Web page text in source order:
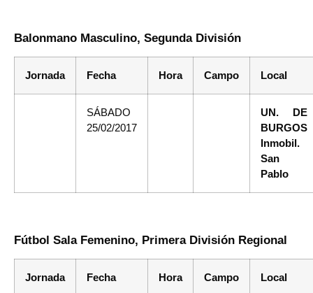
Balonmano Masculino, Segunda División
Jornada Fecha Hora Campo Local
SÁBADO
25/02/2017
UN. DE
BURGOS
Inmobil.
San
Pablo
Fútbol Sala Femenino, Primera División Regional
Jornada Fecha Hora Campo Local